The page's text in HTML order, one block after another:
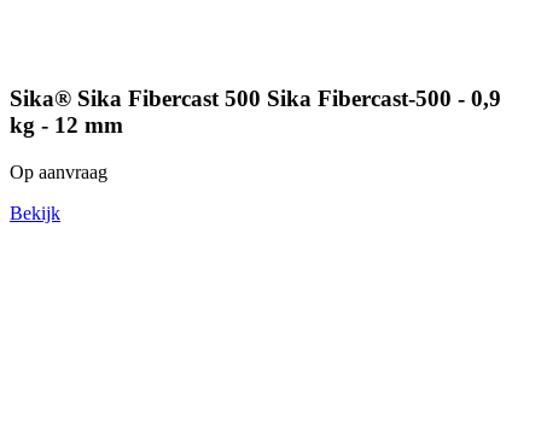
Sika® Sika Fibercast 500 Sika Fibercast-500 - 0,9
kg - 12 mm
Op aanvraag
Bekijk